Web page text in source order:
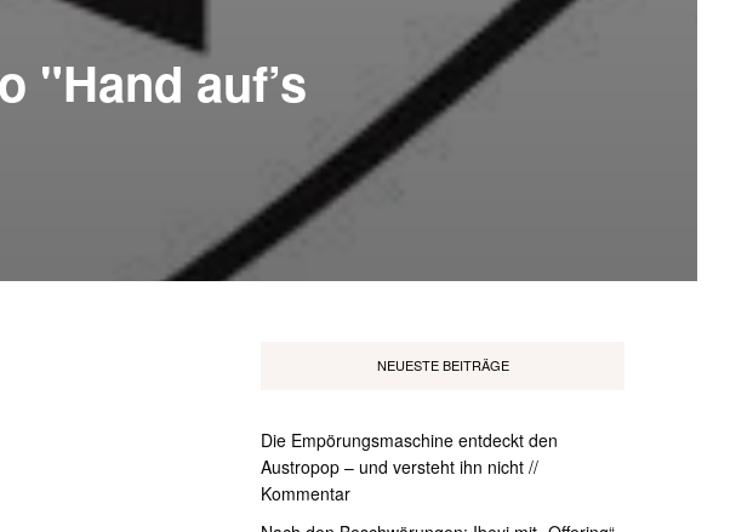
"Hand auf’s
NEUESTE BEITRÄGE
Die Empörungsmaschine entdeckt den
Austropop – und versteht ihn nicht //
Kommentar